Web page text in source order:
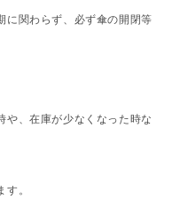
関わらず、必ず傘の開閉等
や、在庫が少なくなった時な
。